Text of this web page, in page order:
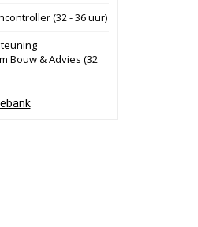
politiebureau
Voormalig
(32 - 36 uur)
Bouw & Advies (32